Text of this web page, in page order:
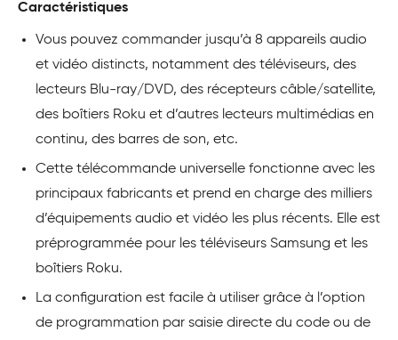
Caractéristiques
Vous pouvez commander jusqu’à 8 appareils audio
et vidéo distincts, notamment des téléviseurs, des
lecteurs Blu-ray/DVD, des récepteurs câble/satellite,
des boîtiers Roku et d’autres lecteurs multimédias en
continu, des barres de son, etc.
Cette télécommande universelle fonctionne avec les
principaux fabricants et prend en charge des milliers
d’équipements audio et vidéo les plus récents. Elle est
préprogrammée pour les téléviseurs Samsung et les
boîtiers Roku.
La configuration est facile à utiliser grâce à l’option
de programmation par saisie directe du code ou de